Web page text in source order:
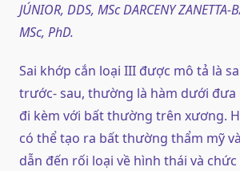
JÚNIOR, DDS, MSc DARCENY ZANETTA-
MSc, PhD.
Sai khớp cắn loại III được mô tả là
trước- sau, thường là hàm dưới
đi kèm với bất thường trên xương.
có thể tạo ra bất thường thẩm mỹ
dẫn đến rối loại về hình thái và